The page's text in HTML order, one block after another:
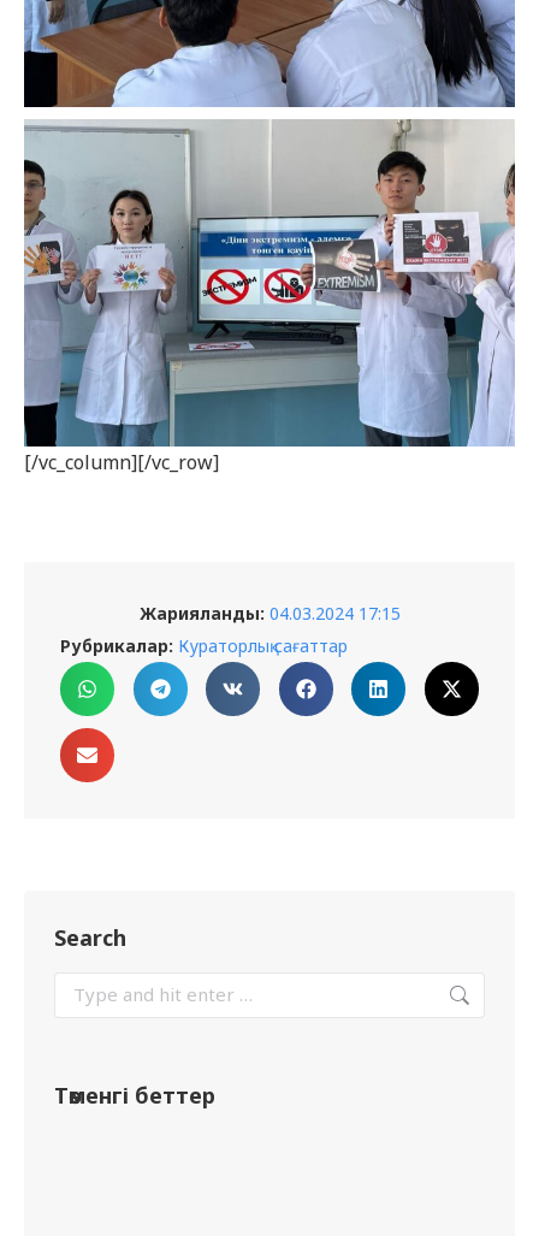
[/vc_column][/vc_row]
Жарияланды: 04.03.2024 17:15
Рубрикалар: Кураторлық сағаттар
Search
Төменгі беттер